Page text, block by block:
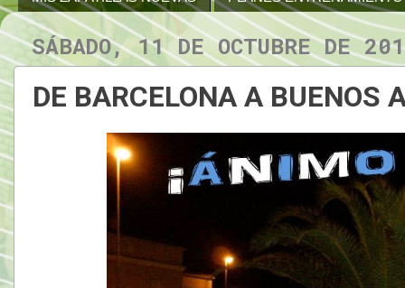
SÁBADO, 11 DE OCTUBRE DE
DE BARCELONA A BUENOS